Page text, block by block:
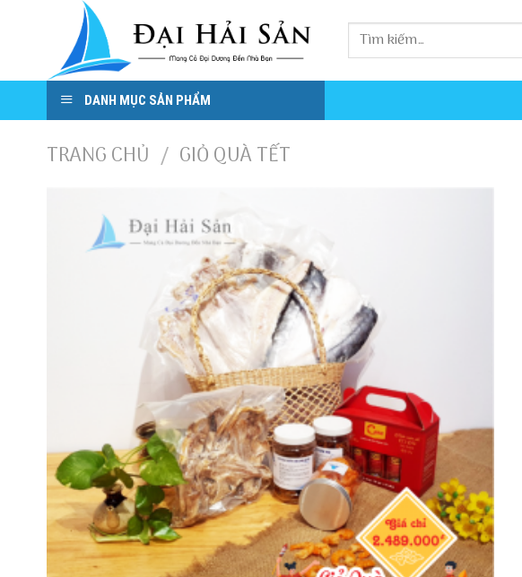
content
DANH MỤC SẢN PHẨM
TRANG CHỦ / GIỎ QUÀ TẾT